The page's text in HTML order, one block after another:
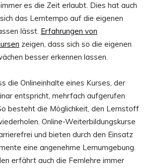
es die Zeit erlaubt. Dies hat auch
das Lerntempo auf die eigenen
lässt. Erfahrungen von
zeigen, dass sich so die eigenen
besser erkennen lassen.
die Onlineinhalte eines Kurses, der
entspricht, mehrfach aufgerufen
besteht die Möglichkeit, den Lernstoff
Online-Weiterbildungskurse
und bieten durch den Einsatz
eine angenehme Lernumgebung.
erfährt auch die Fernlehre immer